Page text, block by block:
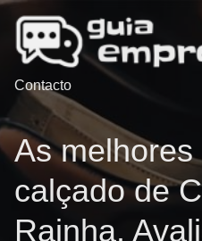
Contacto
As
calçado de
Rainha.